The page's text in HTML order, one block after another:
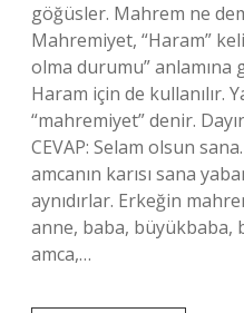
göğüsler. Mahrem ne
Mahremiyet, “Haram”
olma durumu” anlamına
Haram için de kullanılır.
“mahremiyet” denir.
CEVAP: Selam olsun
amcanın karısı sana
aynıdırlar. Erkeğin
anne, baba, büyükbaba,
amca,…